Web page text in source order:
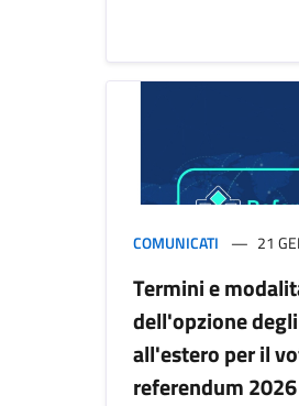
COMUNICATI 21
Termini e
dell'opzione
all'estero per il
referendum 2026